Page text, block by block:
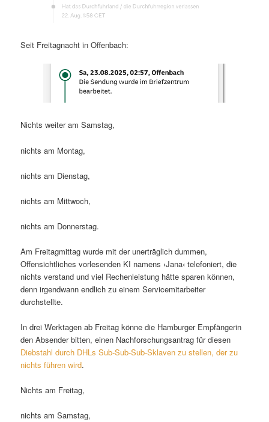
Seit Freitagnacht in Offenbach:
Nichts weiter am Samstag,
nichts am Montag,
nichts am Dienstag,
nichts am Mittwoch,
nichts am Donnerstag.
Am Freitagmittag wurde mit der unerträglich dummen,
Offensichtliches vorlesenden KI namens ›Jana‹ telefoniert, die
nichts verstand und viel Rechenleistung hätte sparen können,
denn irgendwann endlich zu einem Servicemitarbeiter
durchstellte.
In drei Werktagen ab Freitag könne die Hamburger Empfängerin
den Absender bitten, einen Nachforschungsantrag für diesen
Diebstahl durch DHLs Sub-Sub-Sub-Sklaven zu stellen, der zu
nichts führen wird.
Nichts am Freitag,
nichts am Samstag,